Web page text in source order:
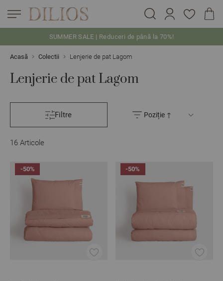
SUMMER SALE | Reduceri de până la 70%!
Acasă Colectii Lenjerie de pat Lagom
Lenjerie de pat Lagom
Filtre
16 Articole
-50% -50%